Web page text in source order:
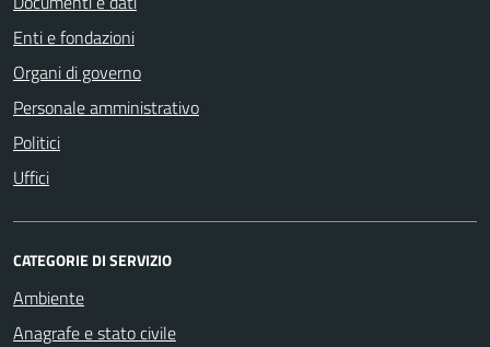
Enti e fondazioni
Organi di governo
Personale amministrativo
Politici
Uffici
CATEGORIE DI SERVIZIO
Ambiente
Anagrafe e stato civile